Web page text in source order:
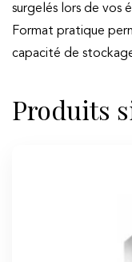
surgelés lors de vos
Format pratique
capacité de
Produits